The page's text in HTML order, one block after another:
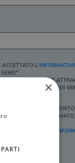
ACCETTATO L'
NON È POSSIBILE
O RICEVERE I SERVIZI DI
RICEVERE BUONI
ESSERE
E NOVITÀ.
ART.2 (E),
×